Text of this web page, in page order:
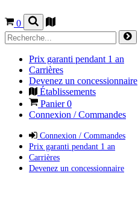
0
Prix garanti pendant 1 an
Carrières
Devenez un concessionnaire
Établissements
Panier0
Connexion / Commandes
Connexion / Commandes
Prix garanti pendant 1 an
Carrières
Devenez un concessionnaire